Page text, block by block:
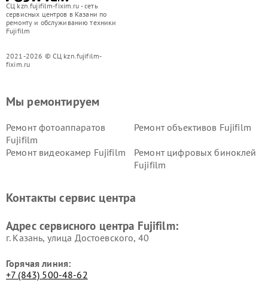
СЦ kzn.fujifilm-fixim.ru - сеть
сервисных центров в Казани по
ремонту и обслуживанию техники
Fujifilm
2021-2026 © СЦ kzn.fujifilm-
fixim.ru
Мы ремонтируем
Ремонт фотоаппаратов
Fujifilm
Ремонт объективов Fujifilm
Ремонт видеокамер Fujifilm
Ремонт цифровых биноклей
Fujifilm
Контакты сервис центра
Адрес сервисного центра Fujifilm:
г. Казань, улица Достоевского, 40
Горячая линия:
+7 (843) 500-48-62